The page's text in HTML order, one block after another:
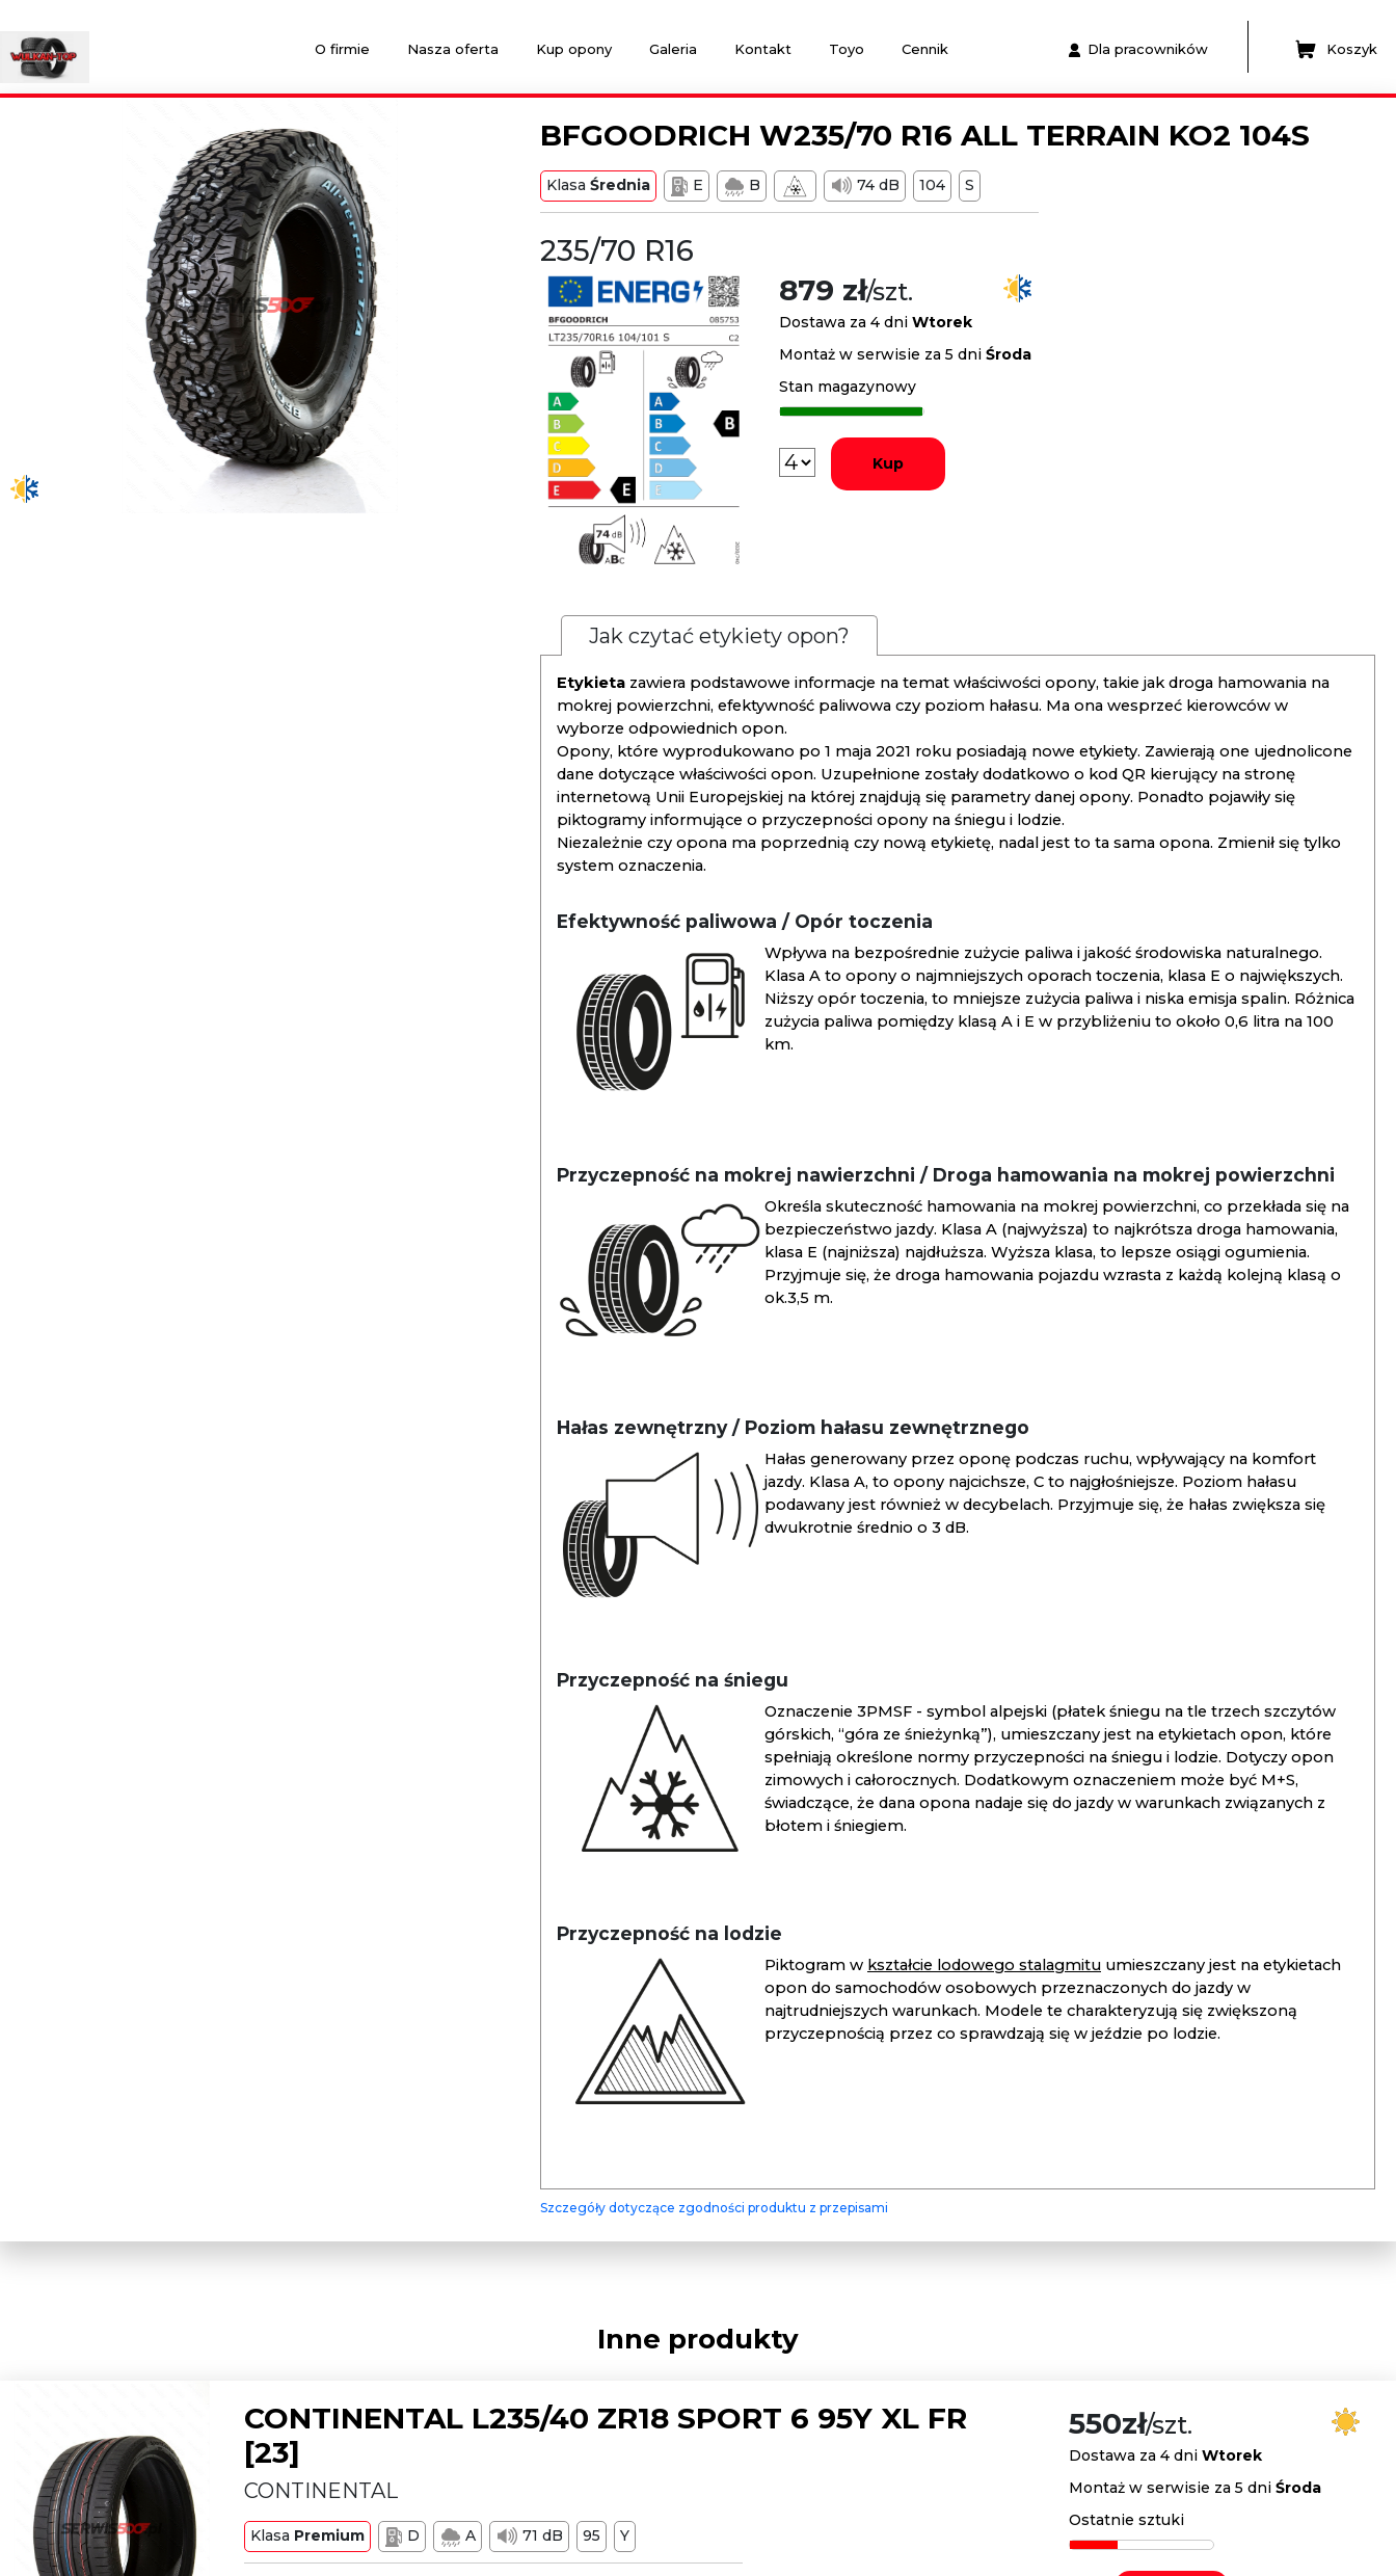
O firmie Nasza oferta Kup opony Galeria Kontakt Toyo Cennik Dla pracowników Koszyk
BFGOODRICH W235/70 R16 ALL TERRAIN KO2 104S
Klasa Średnia E B 74 dB 104 S
235/70 R16
879 zł/szt.
Dostawa za 4 dni Wtorek
Montaż w serwisie za 5 dni Środa
Stan magazynowy
Kup
Jak czytać etykiety opon?
Etykieta zawiera podstawowe informacje na temat właściwości opony, takie jak droga hamowania na
mokrej powierzchni, efektywność paliwowa czy poziom hałasu. Ma ona wesprzeć kierowców w
wyborze odpowiednich opon.
Opony, które wyprodukowano po 1 maja 2021 roku posiadają nowe etykiety. Zawierają one ujednolicone
dane dotyczące właściwości opon. Uzupełnione zostały dodatkowo o kod QR kierujący na stronę
internetową Unii Europejskiej na której znajdują się parametry danej opony. Ponadto pojawiły się
piktogramy informujące o przyczepności opony na śniegu i lodzie.
Niezależnie czy opona ma poprzednią czy nową etykietę, nadal jest to ta sama opona. Zmienił się tylko
system oznaczenia.
Efektywność paliwowa / Opór toczenia
Wpływa na bezpośrednie zużycie paliwa i jakość środowiska naturalnego.
Klasa A to opony o najmniejszych oporach toczenia, klasa E o największych.
Niższy opór toczenia, to mniejsze zużycia paliwa i niska emisja spalin. Różnica
zużycia paliwa pomiędzy klasą A i E w przybliżeniu to około 0,6 litra na 100
km.
Przyczepność na mokrej nawierzchni / Droga hamowania na mokrej powierzchni
Określa skuteczność hamowania na mokrej powierzchni, co przekłada się na
bezpieczeństwo jazdy. Klasa A (najwyższa) to najkrótsza droga hamowania,
klasa E (najniższa) najdłuższa. Wyższa klasa, to lepsze osiągi ogumienia.
Przyjmuje się, że droga hamowania pojazdu wzrasta z każdą kolejną klasą o
ok.3,5 m.
Hałas zewnętrzny / Poziom hałasu zewnętrznego
Hałas generowany przez oponę podczas ruchu, wpływający na komfort
jazdy. Klasa A, to opony najcichsze, C to najgłośniejsze. Poziom hałasu
podawany jest również w decybelach. Przyjmuje się, że hałas zwiększa się
dwukrotnie średnio o 3 dB.
Przyczepność na śniegu
Oznaczenie 3PMSF - symbol alpejski (płatek śniegu na tle trzech szczytów
górskich, “góra ze śnieżynką”), umieszczany jest na etykietach opon, które
spełniają określone normy przyczepności na śniegu i lodzie. Dotyczy opon
zimowych i całorocznych. Dodatkowym oznaczeniem może być M+S,
świadczące, że dana opona nadaje się do jazdy w warunkach związanych z
błotem i śniegiem.
Przyczepność na lodzie
Piktogram w kształcie lodowego stalagmitu umieszczany jest na etykietach
opon do samochodów osobowych przeznaczonych do jazdy w
najtrudniejszych warunkach. Modele te charakteryzują się zwiększoną
przyczepnością przez co sprawdzają się w jeździe po lodzie.
Szczegóły dotyczące zgodności produktu z przepisami
Inne produkty
CONTINENTAL L235/40 ZR18 SPORT 6 95Y XL FR
[23]
CONTINENTAL
Klasa Premium D A 71 dB 95 Y
550zł/szt.
Dostawa za 4 dni Wtorek
Montaż w serwisie za 5 dni Środa
Ostatnie sztuki